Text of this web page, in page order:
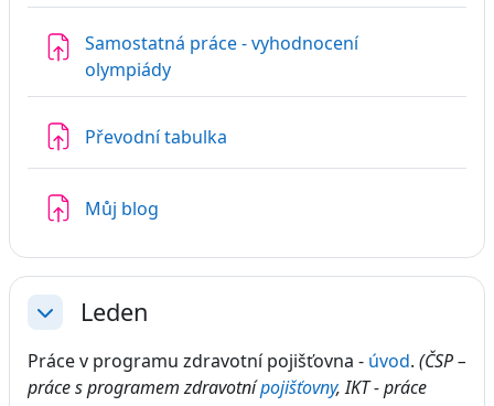
Samostatná práce - vyhodnocení
olympiádyÚkol
Převodní tabulka
Můj blog
Sbalit Leden
Práce v programu zdravotní pojišťovna - úvod. (ČSP –
práce s programem zdravotnípojišťovny, IKT - práce